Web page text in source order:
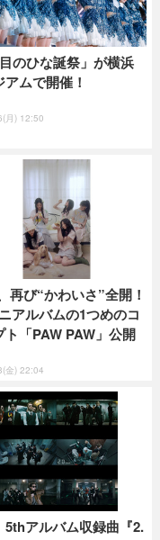
目のひな誕祭」が横浜
アムで開催！
月) 12:50
再び“かわいさ”全開！
アルバムの1つめのコ
ト「PAW PAW」公開
金) 22:04
5thアルバム収録曲『2.